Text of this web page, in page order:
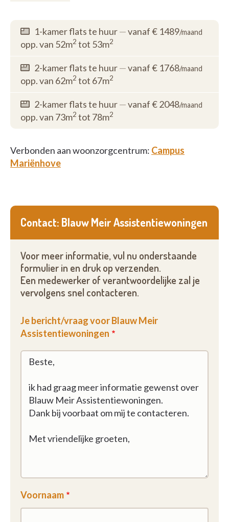
1-kamer flats te huur—vanaf € 1489/maand
opp. van 52m2 tot 53m2
2-kamer flats te huur—vanaf € 1768/maand
opp. van 62m2 tot 67m2
2-kamer flats te huur—vanaf € 2048/maand
opp. van 73m2 tot 78m2
Verbonden aan woonzorgcentrum: Campus
Mariënhove
Contact: Blauw Meir Assistentiewoningen
Voor meer informatie, vul nu onderstaande
formulier in en druk op verzenden.
Een medewerker of verantwoordelijke zal je
vervolgens snel contacteren.
Je bericht/vraag voor Blauw Meir
Assistentiewoningen
Voornaam